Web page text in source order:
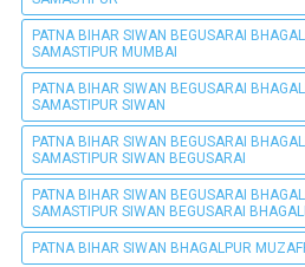
PATNA BIHAR SIWAN BEGUSARAI
SAMASTIPUR MUMBAI
PATNA BIHAR SIWAN BEGUSARAI
SAMASTIPUR SIWAN
PATNA BIHAR SIWAN BEGUSARAI
SAMASTIPUR SIWAN BEGUSARAI
PATNA BIHAR SIWAN BEGUSARAI
SAMASTIPUR SIWAN BEGUSARAI
PATNA BIHAR SIWAN BHAGALPUR